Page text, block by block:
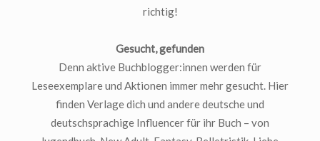
richtig!
Gesucht, gefunden
Denn aktive Buchblogger:innen werden für
Leseexemplare und Aktionen immer mehr gesucht. Hier
finden Verlage dich und andere deutsche und
deutschsprachige Influencer für ihr Buch – von